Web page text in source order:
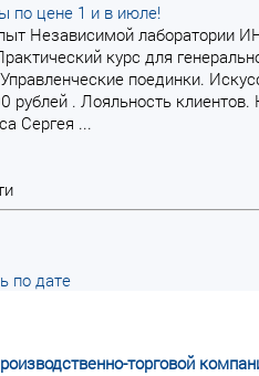
по цене 1 и в июле!
Независимой
курс для
поединки.
рублей . Лояльность
Сергея ...
по дате
торговой